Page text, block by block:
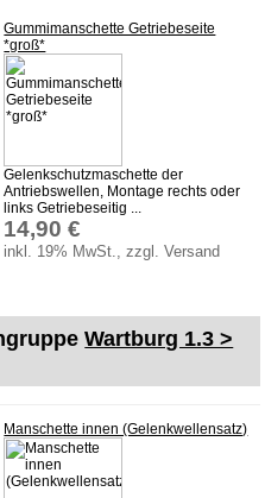
Gummimanschette Getriebeseite
*groß*
Gelenkschutzmaschette der
Antriebswellen, Montage rechts oder
links Getriebeseitig ...
14,90 €
inkl. 19% MwSt., zzgl. Versand
Wartburg 1.3 >
Manschette innen (Gelenkwellensatz)